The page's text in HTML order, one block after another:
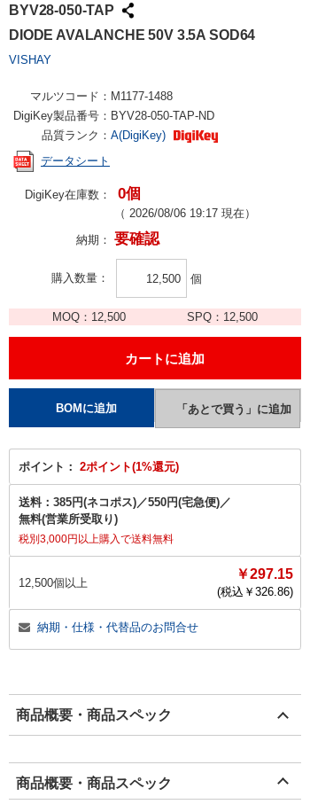
BYV28-050-TAP
DIODE AVALANCHE 50V 3.5A SOD64
VISHAY
マルツコード： M1177-1488
DigiKey製品番号： BYV28-050-TAP-ND
品質ランク： A(DigiKey)
データシート
DigiKey在庫数： 0個
（ 2026/08/06 19:17 現在）
納期： 要確認
購入数量 個
MOQ： 12,500 SPQ： 12,500
ポイント： 2ポイント(1%還元)
送料： 385円(ネコポス)／550円(宅急便)／
無料(営業所受取り)
税別3,000円以上購入で送料無料
12,500個以上
￥297.15
(税込￥ 326.86)
納期・仕様・代替品のお問合せ
商品概要・商品スペック
商品概要・商品スペック